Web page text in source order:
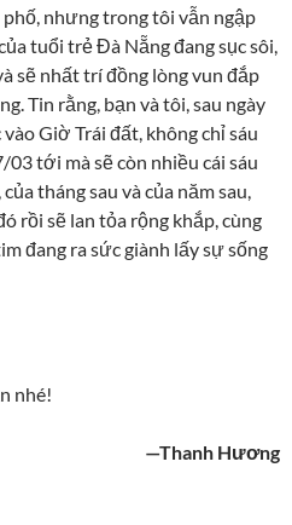
nhưng trong tôi vẫn ngập
tuổi trẻ Đà Nẵng đang sục sôi,
sẽ nhất trí đồng lòng vun đắp
Tin rằng, bạn và tôi, sau ngày
Giờ Trái đất, không chỉ sáu
tới mà sẽ còn nhiều cái sáu
tháng sau và của năm sau,
rồi sẽ lan tỏa rộng khắp, cùng
đang ra sức giành lấy sự sống
nhé!
—Thanh Hương